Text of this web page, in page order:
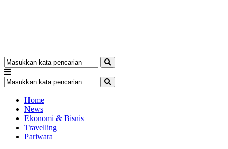
Home
News
Ekonomi & Bisnis
Travelling
Pariwara